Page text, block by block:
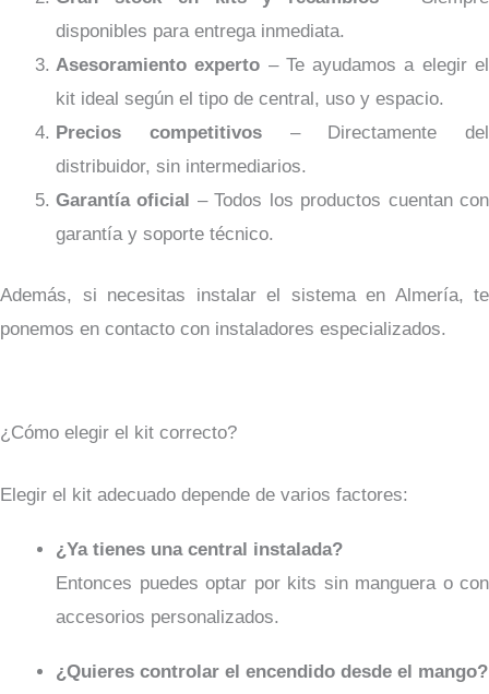
disponibles para entrega inmediata.
Asesoramiento experto – Te ayudamos a elegir el
kit ideal según el tipo de central, uso y espacio.
Precios competitivos– Directamente del
distribuidor, sin intermediarios.
Garantía oficial – Todos los productos cuentan con
garantía y soporte técnico.
Además, si necesitas instalar el sistema en Almería, te
ponemos en contacto con instaladores especializados.
¿Cómo elegir el kit correcto?
Elegir el kit adecuado depende de varios factores:
¿Ya tienes una central instalada?
Entonces puedes optar por kits sin manguera o con
accesorios personalizados.
¿Quieres controlar el encendido desde el mango?